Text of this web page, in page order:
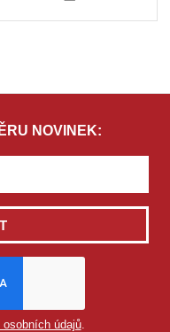
NOVINEK:
údajů.